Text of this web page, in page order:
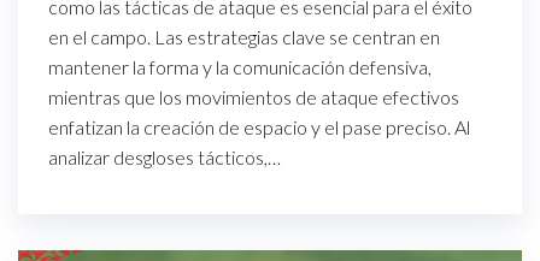
como las tácticas de ataque es esencial para el éxito
en el campo. Las estrategias clave se centran en
mantener la forma y la comunicación defensiva,
mientras que los movimientos de ataque efectivos
enfatizan la creación de espacio y el pase preciso. Al
analizar desgloses tácticos,…